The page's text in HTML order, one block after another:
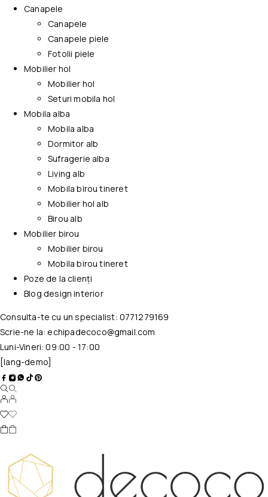
Canapele
Canapele
Canapele piele
Fotolii piele
Mobilier hol
Mobilier hol
Seturi mobila hol
Mobila alba
Mobila alba
Dormitor alb
Sufragerie alba
Living alb
Mobila birou tineret
Mobilier hol alb
Birou alb
Mobilier birou
Mobilier birou
Mobila birou tineret
Poze de la clienți
Blog design interior
Consulta-te cu un specialist: 0771279169
Scrie-ne la:echipadecoco@gmail.com
Luni-Vineri: 09:00 - 17:00
[lang-demo]